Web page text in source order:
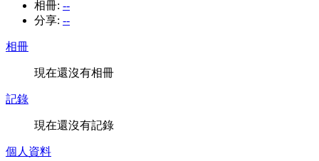
相冊: --
分享: --
相冊
現在還沒有相冊
記錄
現在還沒有記錄
個人資料